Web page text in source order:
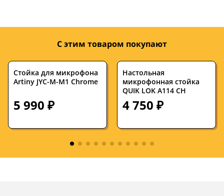
С этим товаром покупают
Стойка для микрофона
Artiny JYC-M-M1 Chrome
5 990 ₽
Настольная
микрофонная стойка
QUIK LOK A114 CH
4 750 ₽